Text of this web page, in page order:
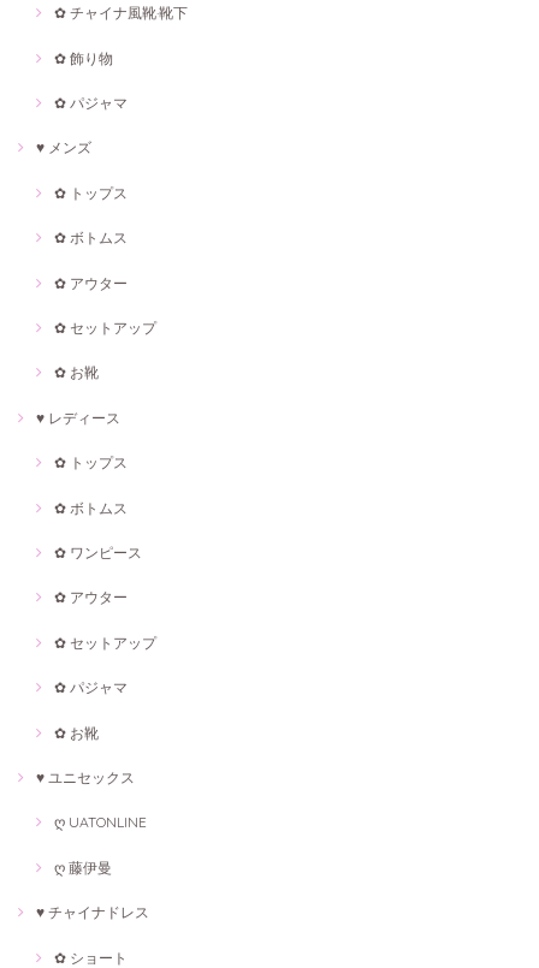
✿ チャイナ風靴·靴下
✿ 飾り物
✿ パジャマ
♥ メンズ
✿ トップス
✿ ボトムス
✿ アウター
✿ セットアップ
✿ お靴
♥ レディース
✿ トップス
✿ ボトムス
✿ ワンピース
✿ アウター
✿ セットアップ
✿ パジャマ
✿ お靴
♥ ユニセックス
ღ UATONLINE
ღ 藤伊曼
♥ チャイナドレス
✿ ショート